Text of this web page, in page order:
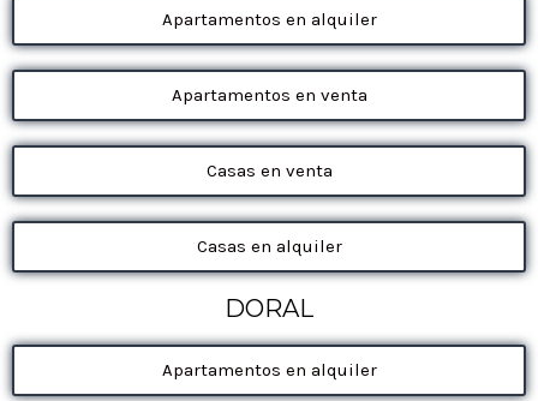
Apartamentos en alquiler
Apartamentos en venta
Casas en venta
Casas en alquiler
DORAL
Apartamentos en alquiler